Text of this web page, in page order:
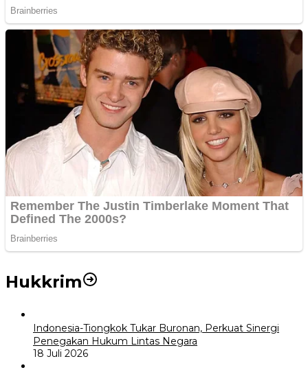
Hukkrim
Indonesia-Tiongkok Tukar Buronan, Perkuat Sinergi
Penegakan Hukum Lintas Negara
18 Juli 2026